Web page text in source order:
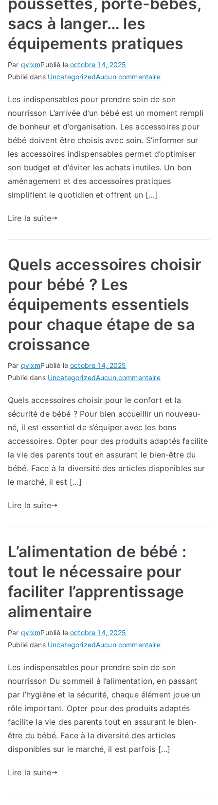
et
sacs à langer… les
équipements pratiques
Par qvixmPublié leoctobre 14, 2025
Publié dans UncategorizedAucun commentairesur
accessoires
pour
les
sorties
avec
bébé
poussettes,
les
équipements
Les indispensables pour prendre soin de son
nourrisson L’arrivée d’un bébé est un moment rempli
de bonheur et d’organisation. Les accessoires pour
bébé doivent être choisis avec soin. S’informer sur
les accessoires indispensables permet d’optimiser
son budget et d’éviter les achats inutiles. Un bon
aménagement et des accessoires pratiques
simplifient le quotidien et offrent un […]
Lire la suite
Quels accessoires choisir
pour bébé ? Les
équipements essentiels
pour chaque étape de sa
croissance
Par qvixmPublié leoctobre 14, 2025
Publié dans UncategorizedAucun commentairesur
accessoires
choisir
pour
bébé
équipements
sa
croissance
Quels accessoires choisir pour le confort et la
sécurité de bébé ? Pour bien accueillir un nouveau-
né, il est essentiel de s’équiper avec les bons
accessoires. Opter pour des produits adaptés facilite
la vie des parents tout en assurant le bien-être du
bébé. Face à la diversité des articles disponibles sur
le marché, il est […]
Lire la suite
L’alimentation de bébé :
tout le nécessaire pour
faciliter l’apprentissage
alimentaire
Par qvixmPublié leoctobre 14, 2025
Publié dans UncategorizedAucun commentairesur
de
bébé
:
tout
pour
faciliter
Les indispensables pour prendre soin de son
nourrisson Du sommeil à l’alimentation, en passant
par l’hygiène et la sécurité, chaque élément joue un
rôle important. Opter pour des produits adaptés
facilite la vie des parents tout en assurant le bien-
être du bébé. Face à la diversité des articles
disponibles sur le marché, il est parfois […]
Lire la suite